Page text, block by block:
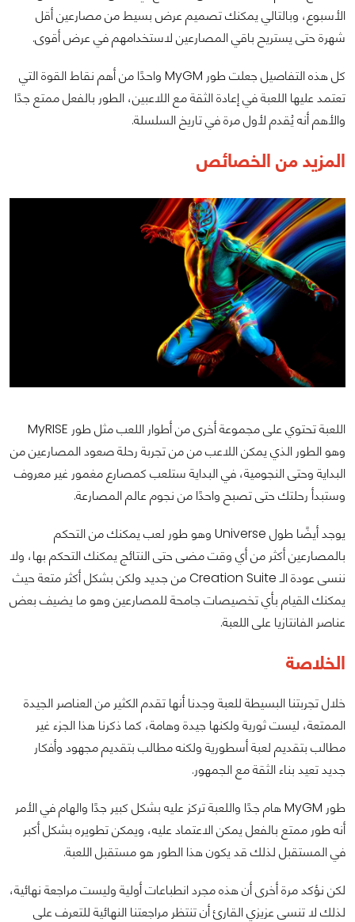
الأسبوع، وبالتالي يمكنك تصميم عرض بسيط من مصارعين أقل
شهرة حتى يستريح باقي المصارعين لاستخدامهم في عرض أقوى.
كل هذه التفاصيل جعلت طور MyGM واحدًا من أهم نقاط القوة التي
تعتمد عليها اللعبة في إعادة الثقة مع اللاعبين، الطور بالفعل ممتع جدًا
والأهم أنه يُقدم لأول مرة في تاريخ السلسلة.
المزيد من الخصائص
اللعبة تحتوي على مجموعة أخرى من أطوار اللعب مثل طور MyRISE
وهو الطور الذي يمكن اللاعب من من تجربة رحلة صعود المصارعين من
البداية وحتى النجومية، في البداية ستلعب كمصارع مغمور غير معروف
وستبدأ رحلتك حتى تصبح واحدًا من نجوم عالم المصارعة.
يوجد أيضًا طول Universe وهو طور لعب يمكنك من التحكم
بالمصارعين أكثر من أي وقت مضى حتى النتائج يمكنك التحكم بها، ولا
ننسى عودة الـ Creation Suite من جديد ولكن بشكل أكثر متعة حيث
يمكنك القيام بأي تخصيصات جامحة للمصارعين وهو ما يضيف بعض
عناصر الفانتازيا على اللعبة.
الخلاصة
خلال تجربتنا البسيطة للعبة وجدنا أنها تقدم الكثير من العناصر الجيدة
الممتعة، ليست ثورية ولكنها جيدة وهامة، كما ذكرنا هذا الجزء غير
مطالب بتقديم لعبة أسطورية ولكنه مطالب بتقديم مجهود وأفكار
جديد تعيد بناء الثقة مع الجمهور.
طور MyGM هام جدًا واللعبة تركز عليه بشكل كبير جدًا والهام في الأمر
أنه طور ممتع بالفعل يمكن الاعتماد عليه، ويمكن تطويره بشكل أكبر
في المستقبل لذلك قد يكون هذا الطور هو مستقبل اللعبة.
لكن نؤكد مرة أخرى أن هذه مجرد انطباعات أولية وليست مراجعة نهائية،
لذلك لا تنسى عزيزي القارئ أن تنتظر مراجعتنا النهائية للتعرف على